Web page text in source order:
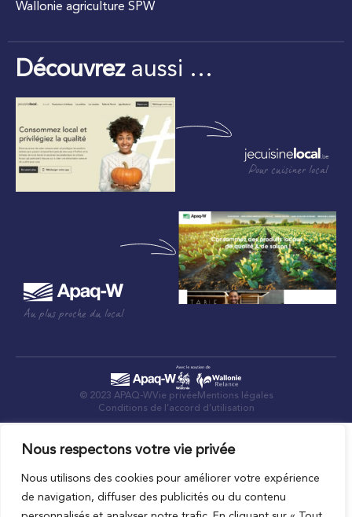
Nous respectons votre vie privée
Nous utilisons des cookies pour améliorer votre expérience
de navigation, diffuser des publicités ou du contenu
Wallonie agriculture SPW
Découvrezaussi …
Pour cuisiner local
Au plus proche du local
© 2023 APAQ-WVie privée Mentions légales
Conditions de l’accord d’utilisation